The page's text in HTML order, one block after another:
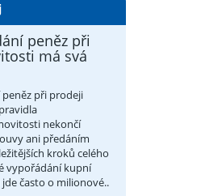
peněz při
má svá
nekončí
ani předáním
kroků celého
vypořádání kupní
často o milionové..